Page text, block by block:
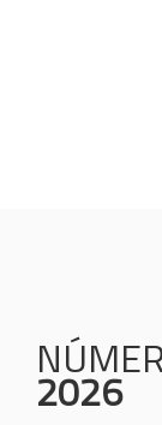
2026